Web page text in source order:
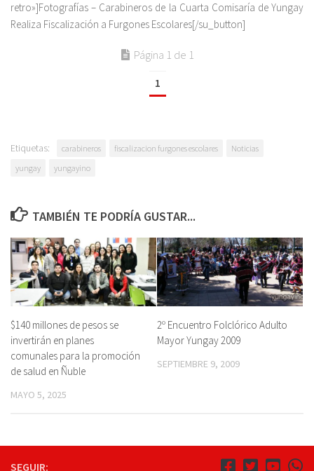
retro»]Fotografías – Carabineros de la Cuarta Comisaría de Yungay
Realiza Fiscalización a Furgones Escolares[/su_button]
Página 1 de 1
1
Etiquetas: carabineros fiscalizacion furgones escolares
Noticias
yungay
yungayino
TAMBIÉN TE PODRÍA GUSTAR...
$140 millones de pesos se
invertirán en planes
comunales para la promoción
de salud en Ñuble
MAYO 5, 2025
2º Encuentro Folclórico Adulto
Mayor Yungay 2009
SEPTIEMBRE 9, 2009
SEGUIR: